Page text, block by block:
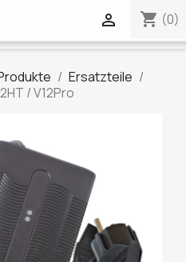
shopping_cart (0)

Ersatzteile
/ V12Pro